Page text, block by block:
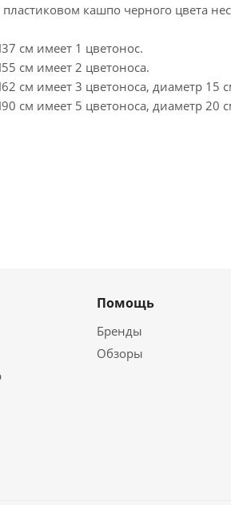
кашпо черного цвета
см имеет 1 цветонос.
см имеет 2 цветоноса.
см имеет 3 цветоноса, диаметр 15
см имеет 5 цветоноса, диаметр 20
Помощь
Бренды
Обзоры